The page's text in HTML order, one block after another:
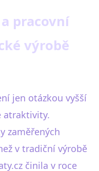
pracovní
výrobě
jen otázkou vyšší
atraktivity.
zaměřených
v tradiční výrobě
činila v roce